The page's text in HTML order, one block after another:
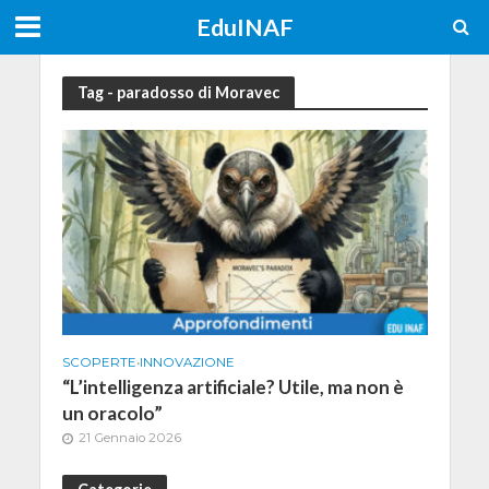
EduINAF
Tag - paradosso di Moravec
SCOPERTE•INNOVAZIONE
“L’intelligenza artificiale? Utile, ma non è
un oracolo”
21 Gennaio 2026